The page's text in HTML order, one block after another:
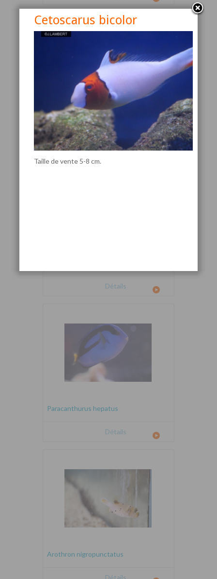
Canthigaster valentini
Détails
Détails
Paracanthurus hepatus
Détails
Arothron nigropunctatus
Détails
Cetoscarus bicolor
Taille de vente 5-8 cm.